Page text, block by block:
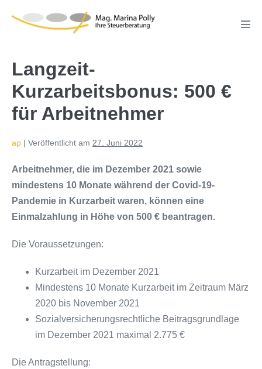
Inhalt
Langzeit-
Kurzarbeitsbonus: 500 €
für Arbeitnehmer
ap | Veröffentlicht am 27. Juni 2022
Arbeitnehmer, die im Dezember 2021 sowie
mindestens 10 Monate während der Covid-19-
Pandemie in Kurzarbeit waren, können eine
Einmalzahlung in Höhe von 500 € beantragen.
Die Voraussetzungen:
Kurzarbeit im Dezember 2021
Mindestens 10 Monate Kurzarbeit im Zeitraum März
2020 bis November 2021
Sozialversicherungsrechtliche Beitragsgrundlage
im Dezember 2021 maximal 2.775 €
Die Antragstellung: